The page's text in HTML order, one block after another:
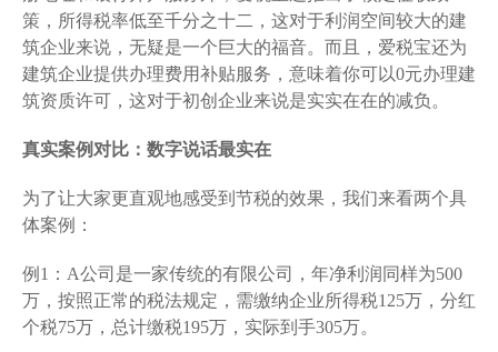
策，所得税率低至千分之十二，这对于利润空间较大的建
筑企业来说，无疑是一个巨大的福音。而且，爱税宝还为
建筑企业提供办理费用补贴服务，意味着你可以0元办理建
筑资质许可，这对于初创企业来说是实实在在的减负。
真实案例对比：数字说话最实在
为了让大家更直观地感受到节税的效果，我们来看两个具
体案例：
例1：A公司是一家传统的有限公司，年净利润同样为500
万，按照正常的税法规定，需缴纳企业所得税125万，分红
个税75万，总计缴税195万，实际到手305万。